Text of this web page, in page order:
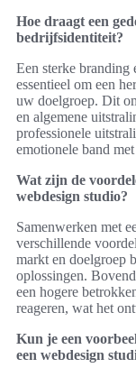
Hoe draagt een
bedrijfsidentiteit?
Een sterke
essentieel om een
uw doelgroep. Dit
en algemene
professionele
emotionele band
Wat zijn de
webdesign studio?
Samenwerken met
verschillende
markt en doelgroep
oplossingen.
een hogere
reageren, wat het
Kun je een
een webdesign